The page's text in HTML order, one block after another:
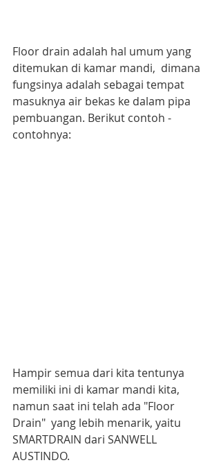
Floor drain adalah hal umum yang
ditemukan di kamar mandi,  dimana
fungsinya adalah sebagai tempat
masuknya air bekas ke dalam pipa
pembuangan. Berikut contoh -
contohnya:
Hampir semua dari kita tentunya
memiliki ini di kamar mandi kita,
namun saat ini telah ada "Floor
Drain"  yang lebih menarik, yaitu
SMARTDRAIN dari SANWELL
AUSTINDO.